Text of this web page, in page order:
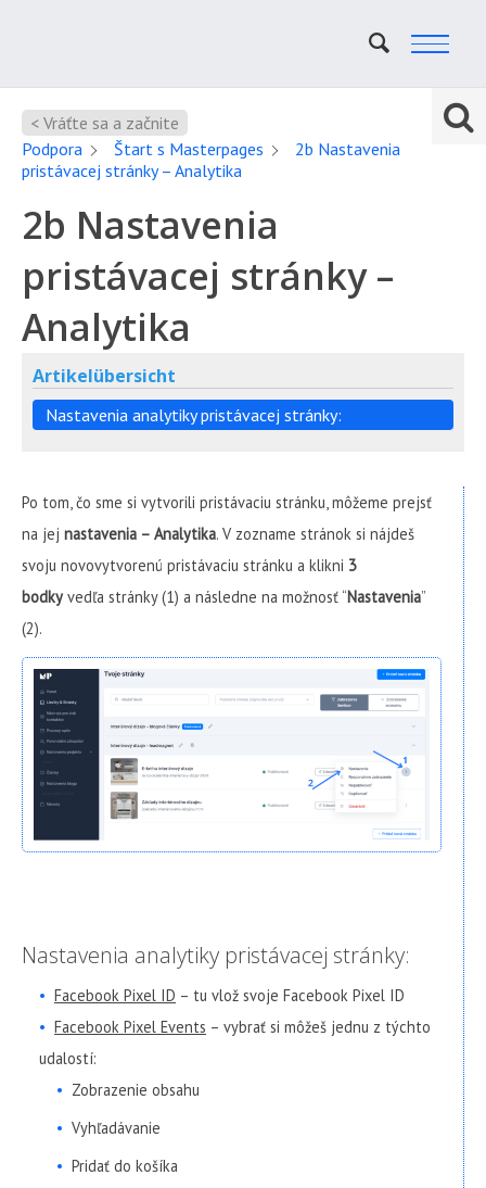
< Vráťte sa a začnite
Podpora
Štart s Masterpages
2b Nastavenia
pristávacej stránky – Analytika
2b Nastavenia
pristávacej stránky –
Analytika
Artikelübersicht
Nastavenia analytiky pristávacej stránky:
Po tom, čo sme si vytvorili pristávaciu stránku, môžeme prejsť
na jej nastavenia – Analytika. V zozname stránok si nájdeš
svoju novovytvorenú pristávaciu stránku a klikni 3
bodky vedľa stránky (1) a následne na možnosť “Nastavenia”
(2).
Nastavenia analytiky pristávacej stránky:
Facebook Pixel ID – tu vlož svoje Facebook Pixel ID
Facebook Pixel Events – vybrať si môžeš jednu z týchto
udalostí:
Zobrazenie obsahu
Vyhľadávanie
Pridať do košíka